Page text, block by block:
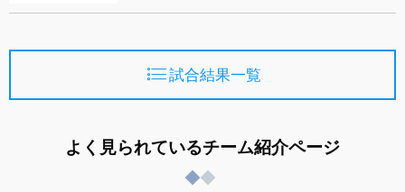
試合結果一覧
よく見られているチーム紹介ページ